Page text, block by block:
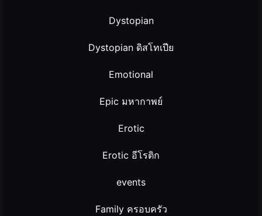
Dystopian
Dystopian ดิสโทเปีย
Emotional
Epic มหากาพย์
Erotic
Erotic อีโรติก
events
Family ครอบครัว